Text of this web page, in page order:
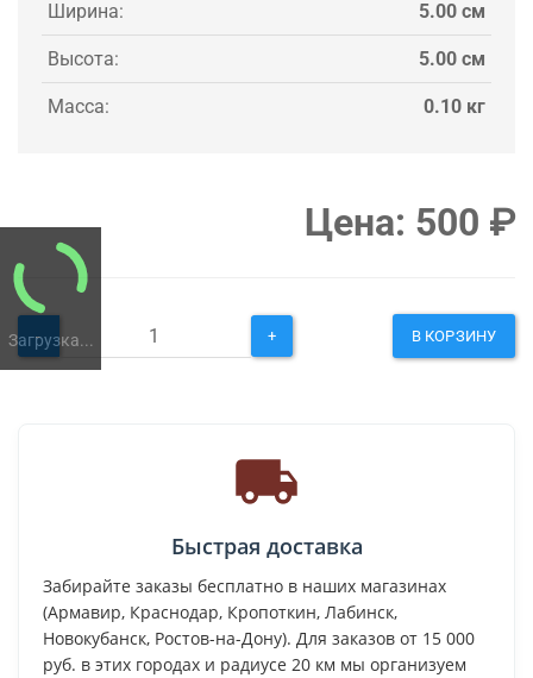
Загрузка...
Ширина: 5.00 см
Высота: 5.00 см
Масса: 0.10 кг
Цена: 500 ₽
- + В КОРЗИНУ
Быстрая доставка
Забирайте заказы бесплатно в наших магазинах
(Армавир, Краснодар, Кропоткин, Лабинск,
Новокубанск, Ростов-на-Дону). Для заказов от 15 000
руб. в этих городах и радиусе 20 км мы организуем